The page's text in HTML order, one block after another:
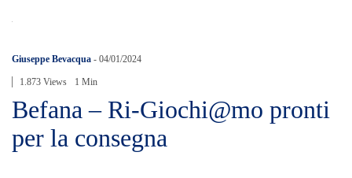
Giuseppe Bevacqua - 04/01/2024
1.873 Views 1 Min
Befana – Ri-Giochi@mo pronti
per la consegna